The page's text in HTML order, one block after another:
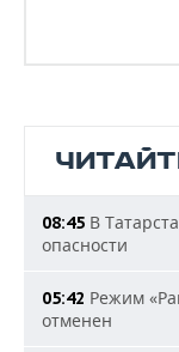
08:45 В
опасности
05:42 Режим
отменен